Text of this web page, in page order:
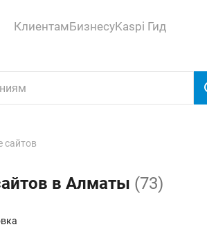
КлиентамБизнесуKaspi Гид
сайтов
в Алматы (73)